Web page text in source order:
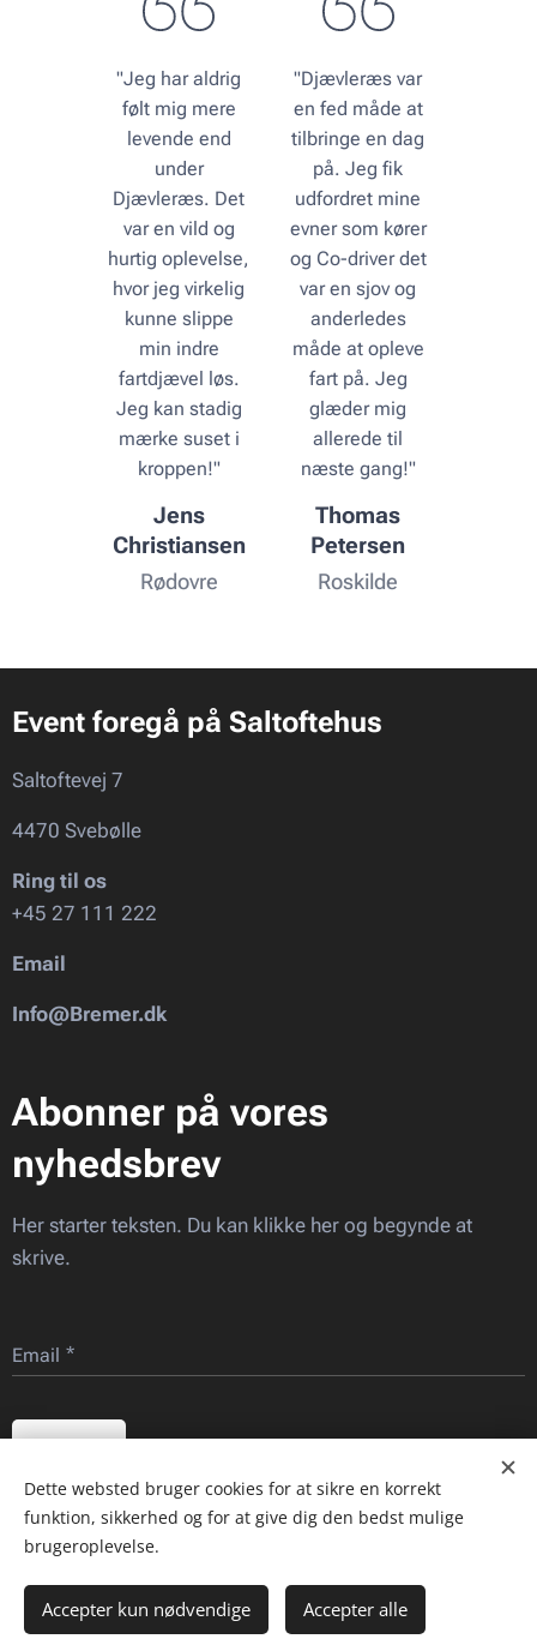
"Jeg har aldrig
følt mig mere
levende end
under
Djævleræs. Det
var en vild og
hurtig oplevelse,
hvor jeg virkelig
kunne slippe
min indre
fartdjævel løs.
Jeg kan stadig
mærke suset i
kroppen!"
Jens
Christiansen
Rødovre
"Djævleræs var
en fed måde at
tilbringe en dag
på. Jeg fik
udfordret mine
evner som kører
og Co-driver det
var en sjov og
anderledes
måde at opleve
fart på. Jeg
glæder mig
allerede til
næste gang!"
Thomas
Petersen
Roskilde
Event foregå på Saltoftehus
Saltoftevej 7
4470 Svebølle
Ring til os
+45 27 111 222
Email
Info@Bremer.dk
Abonner på vores
nyhedsbrev
Her starter teksten. Du kan klikke her og begynde at
skrive.
Email
Djævleræs.dk
Dette websted bruger cookies for at sikre en korrekt
funktion, sikkerhed og for at give dig den bedst mulige
brugeroplevelse.
Accepter kun nødvendige Accepter alle